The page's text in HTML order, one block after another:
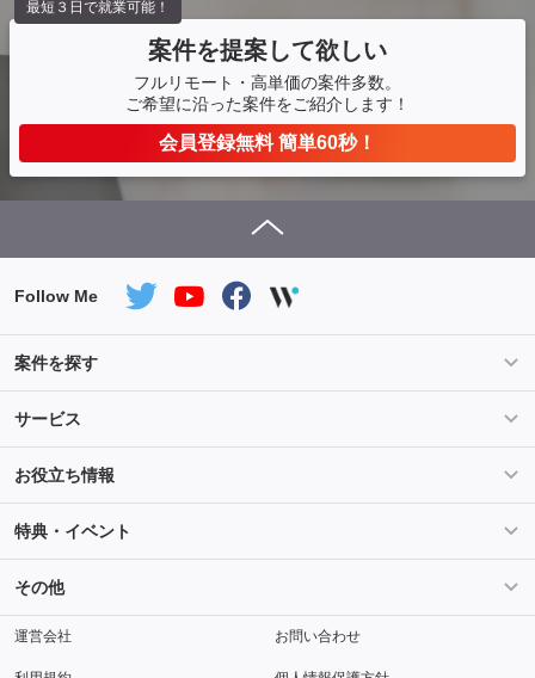
案件を提案して欲しい
フルリモート・高単価の案件多数。
ご希望に沿った案件をご紹介します！
会員登録無料 簡単60秒！
最短３日で就業可能！
Follow Me
案件を探す
条件を指定して案件を探す
Salesforce案件特集 AWS案件特集
サービス
サービス紹介
ご登録から参画までの流れ フリーランスの声
お役立ち情報
ライフ
キャリア スキル・テクノロジー
特典・イベント
セミナー
その他
メディアパートナー 採用
運営会社 お問い合わせ